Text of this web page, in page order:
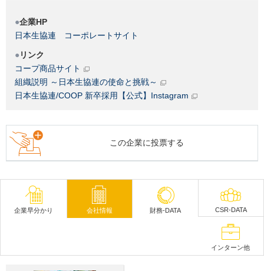
企業HP
日本生協連 コーポレートサイト
リンク
コープ商品サイト
組織説明 ～日本生協連の使命と挑戦～
日本生協連/COOP 新卒採用【公式】Instagram
この企業に投票する
企業早分かり 会社情報 財務-DATA CSR-DATA
インターン他